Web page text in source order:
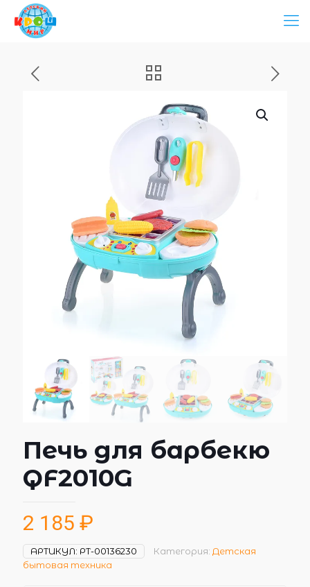
Печь для барбекю
QF2010G
2 185 ₽
АРТИКУЛ: РТ-00136230 Категория: Детская
бытовая техника